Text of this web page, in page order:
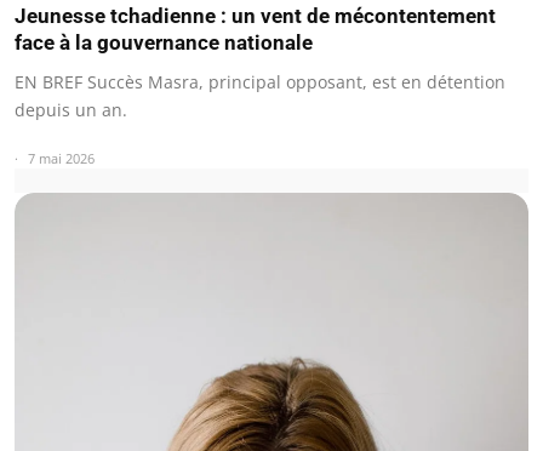
Jeunesse tchadienne : un vent de mécontentement
face à la gouvernance nationale
EN BREF Succès Masra, principal opposant, est en détention
depuis un an.
7 mai 2026